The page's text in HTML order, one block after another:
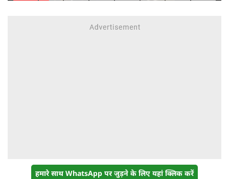
हमारे साथ WhatsApp पर जुड़ने के लिए यहां क्लिक करें